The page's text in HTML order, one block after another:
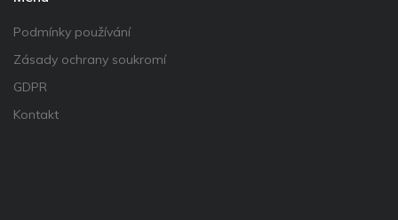
Podmínky používání
Zásady ochrany soukromí
GDPR
Kontakt